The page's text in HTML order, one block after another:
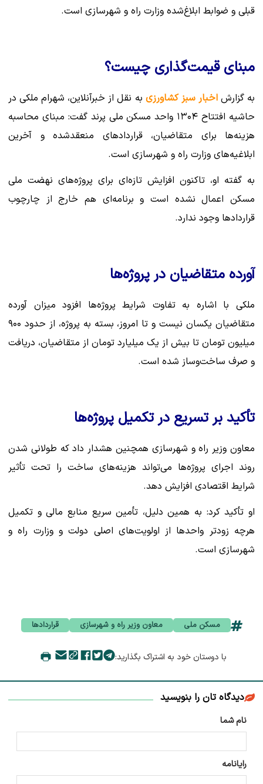
قبلی و ضوابط ابلاغ‌شده وزارت راه و شهرسازی است.
مبنای قیمت‌گذاری چیست؟
به گزارشاخبار سبز کشاورزی به نقل از خبرآنلاین، شهرام ملکی در
حاشیه افتتاح ۱۳۰۴ واحد مسکن ملی پرند گفت: مبنای محاسبه
هزینه‌ها برای متقاضیان، قراردادهای منعقدشده و آخرین
ابلاغیه‌های وزارت راه و شهرسازی است.
به گفته او، تاکنون افزایش تازه‌ای برای پروژه‌های نهضت ملی
مسکن اعمال نشده است و برنامه‌ای هم خارج از چارچوب
قراردادها وجود ندارد.
آورده متقاضیان در پروژه‌ها
ملکی با اشاره به تفاوت شرایط پروژه‌ها افزود میزان آورده
متقاضیان یکسان نیست و تا امروز، بسته به پروژه، از حدود ۹۰۰
میلیون تومان تا بیش از یک میلیارد تومان از متقاضیان، دریافت
و صرف ساخت‌وساز شده است.
تأکید بر تسریع در تکمیل پروژه‌ها
معاون وزیر راه و شهرسازی همچنین هشدار داد که طولانی شدن
روند اجرای پروژه‌ها می‌تواند هزینه‌های ساخت را تحت تأثیر
شرایط اقتصادی افزایش دهد.
او تأکید کرد: به همین دلیل، تأمین سریع منابع مالی و تکمیل
هرچه زودتر واحدها از اولویت‌های اصلی دولت و وزارت راه و
شهرسازی است.
مسکن ملی معاون وزیر راه و شهرسازی قراردادها
با دوستان خود به اشتراک بگذارید:
دیدگاه تان را بنویسید
نام شما
رایانامه